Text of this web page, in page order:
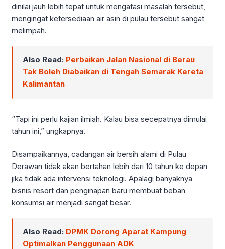
dinilai jauh lebih tepat untuk mengatasi masalah tersebut,
mengingat ketersediaan air asin di pulau tersebut sangat
melimpah.
Also Read: Perbaikan Jalan Nasional di Berau
Tak Boleh Diabaikan di Tengah Semarak Kereta
Kalimantan
“Tapi ini perlu kajian ilmiah. Kalau bisa secepatnya dimulai
tahun ini,” ungkapnya.
Disampaikannya, cadangan air bersih alami di Pulau
Derawan tidak akan bertahan lebih dari 10 tahun ke depan
jika tidak ada intervensi teknologi. Apalagi banyaknya
bisnis resort dan penginapan baru membuat beban
konsumsi air menjadi sangat besar.
Also Read: DPMK Dorong Aparat Kampung
Optimalkan Penggunaan ADK